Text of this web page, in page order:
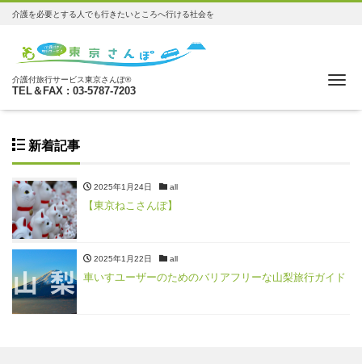
介護を必要とする人でも行きたいところへ行ける社会を
介護付旅行サービス東京さんぽ®
TEL＆FAX : 03-5787-7203
新着記事
2025年1月24日 all
【東京ねこさんぽ】
2025年1月22日 all
車いすユーザーのためのバリアフリーな山梨旅行ガイド